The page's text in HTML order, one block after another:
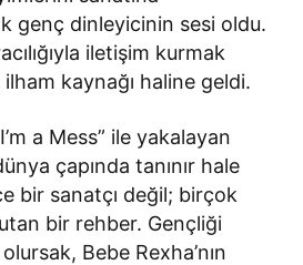
genç dinleyicinin sesi oldu.
iletişim kurmak
kaynağı haline geldi.
a Mess” ile yakalayan
çapında tanınır hale
bir sanatçı değil; birçok
bir rehber. Gençliği
Bebe Rexha’nın